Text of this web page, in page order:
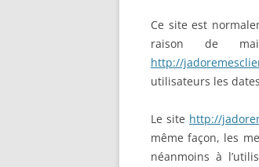
Ce site est
raison de
http://
utilisateurs les
Le site http://
même façon, les
néanmoins à